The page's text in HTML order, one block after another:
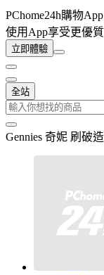
PChome24h購物App
使用App享受更優
立即體驗
全站
Gennies 奇妮 刷破